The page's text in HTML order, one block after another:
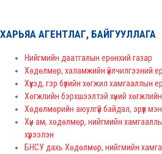
ХАРЬЯА АГЕНТЛАГ, БАЙГУУЛЛАГА
Нийгмийн даатгалын ерөнхий газар
Хөдөлмөр, халамжийн үйлчилгээний
Хүүхэд, гэр бүлийн хөгжил хамгааллын
Хөгжлийн бэрхшээлтэй хүний
Хөдөлмөрийн аюулгүй байдал, эрүүл
Хүн ам, хөдөлмөр, нийгмийн
хүрээлэн
БНСУ дахь Хөдөлмөр, нийгмийн